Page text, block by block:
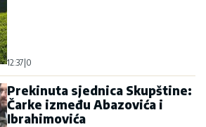
12:37 0
Prekinuta sjednica Skupštine:
Čarke između Abazovića i
Ibrahimovića